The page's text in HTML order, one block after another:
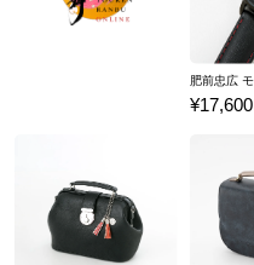
¥17,600